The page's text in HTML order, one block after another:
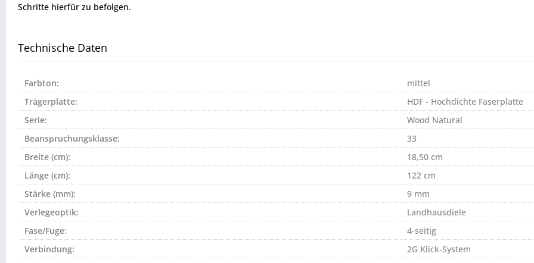
Schritte hierfür zu befolgen.
Technische Daten
Farbton:
mittel
Trägerplatte:
HDF - Hochdichte Faserplatte
Serie:
Wood Natural
Beanspruchungsklasse:
33
Breite (cm):
18,50 cm
Länge (cm):
122 cm
Stärke (mm):
9 mm
Verlegeoptik:
Landhausdiele
Fase/Fuge:
4-seitig
Verbindung:
2G Klick-System